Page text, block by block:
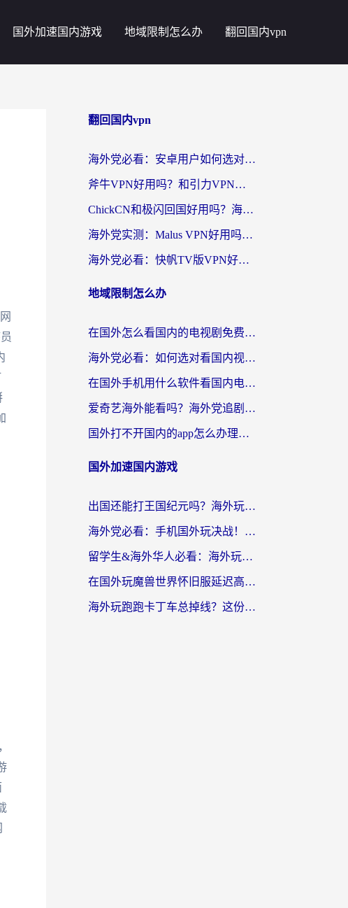
国外加速国内游戏 地域限制怎么办 翻回国内vpn
翻回国内vpn
海外党必看：安卓用户如何选对回国VPN？从踩坑到无缝访问的全攻略
斧牛VPN好用吗？和引力VPN对比哪个回国效果更好？海外党亲测3款加速器+避坑指南
ChickCN和极闪回国好用吗？海外党亲测3款加速器，教你选对不踩坑
海外党实测：Malus VPN好用吗？和回国VPN对比哪个回国效果更好？附真实体验与加速器推荐
海外党必看：快帆TV版VPN好用吗？和豌豆IP VPN对比哪个回国效果更好？附真实体验与选择指南
地域限制怎么办
在国外怎么看国内的电视剧免费？留学生亲测有效的回国加速器选择指南
海外党必看：如何选对看国内视频VPN，轻松解决12123登录难题？
在国外手机用什么软件看国内电视剧？海外党亲测的实用指南
爱奇艺海外能看吗？海外党追剧看电影的终极回国加速器指南
国外打不开国内的app怎么办理？3步选对加速器，刷剧办业务都不愁
国外加速国内游戏
出国还能打王国纪元吗？海外玩家国服游戏畅玩终极指南
海外党必看：手机国外玩决战！平安京加速器推荐——解决延迟卡顿的终极方案
留学生&海外华人必看：海外玩原神不卡顿的秘密——原神加速器选择与使用全攻略
在国外玩魔兽世界怀旧服延迟高怎么办？老玩家亲测有效的加速器选择指南
海外玩跑跑卡丁车总掉线？这份境外加速指南帮你零延迟漂移！